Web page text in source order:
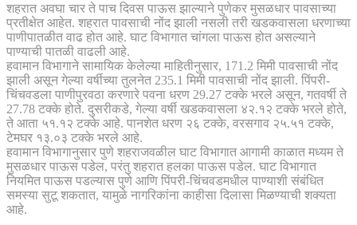
शहरात अवघा चार ते पाच दिवस पाऊस झाल्याने पुणेकर मुसळधार पावसाच्या
प्रतीक्षेत आहेत. शहरात पावसाची नोंद झाली नसली तरी खडकवासला धरणाच्या
पाणीपातळीत वाढ होत आहे. घाट विभागात चांगला पाऊस होत असल्याने
पाण्याची पातळी वाढली आहे.
हवामान विभागाने सामायिक केलेल्या माहितीनुसार, 171.2 मिमी पावसाची नोंद
झाली असून गेल्या वर्षीच्या तुलनेत 235.1 मिमी पावसाची नोंद झाली. पिंपरी-
चिंचवडला पाणीपुरवठा करणारे पवना धरण 29.27 टक्के भरले असून, गतवर्षी ते
27.78 टक्के होते. दुसरीकडे, गेल्या वर्षी खडकवासला ४२.१२ टक्के भरले होते,
ते आता ५१.१२ टक्के आहे. पानशेत धरण २६ टक्के, वरसगाव २५.५१ टक्के,
टेमघर १३.०३ टक्के भरले आहे.
हवामान विभागानुसार पुणे शहराजवळील घाट विभागात आगामी काळात मध्यम ते
मुसळधार पाऊस पडेल, परंतु शहरात हलका पाऊस पडेल. घाट विभागात
नियमित पाऊस पडल्यास पुणे आणि पिंपरी-चिंचवडमधील पाण्याशी संबंधित
समस्या सुटू शकतात, यामुळे नागरिकांना काहीसा दिलासा मिळण्याची शक्यता
आहे.